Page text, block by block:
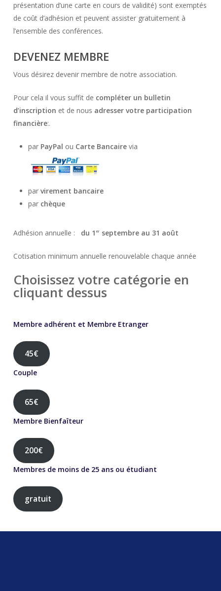
présentation d’une carte en cours de validité) sont exemptés
de coût d’adhésion et peuvent assister gratuitement à
l’ensemble des conférences.
DEVENEZ MEMBRE
Vous désirez devenir membre de notre association.
Pour cela il vous suffit de compléter un bulletin
d’inscription et de nous adresser votre participation
financière:.
par PayPal ou Carte Bancairevia
par virement bancaire
par chèque
Adhésion annuelle : du 1 erseptembre au 31 août
Cotisation minimum annuelle renouvelable chaque année
Choisissez votre catégorie en
cliquant dessus
Membre adhérent et Membre Etranger
45€
Couple
65€
Membre Bienfaîteur
200€
Membres de moins de 25 ans ou étudiant
gratuit